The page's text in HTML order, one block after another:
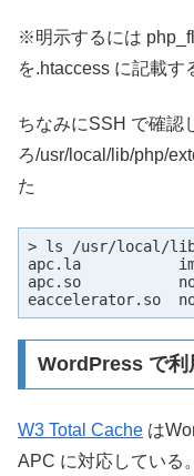
※明示するには
を.htaccess に記載す
ちなみにSSH で確認
ろ/usr/local/lib/php/
た
> ls /usr/local/lib/
apc.la
apc.so           no-
eaccelerator.so
WordPress で利
W3 Total Cache は
APC に対応している